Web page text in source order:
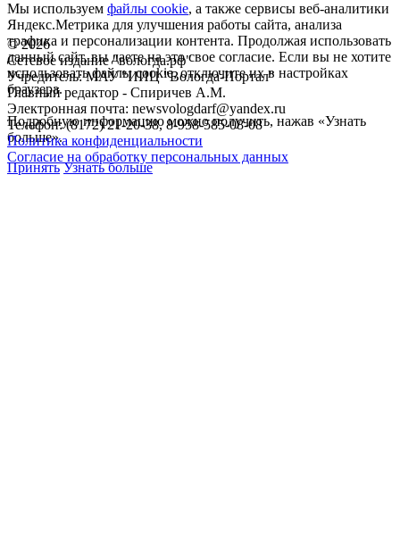
©2026
Сетевое издание "вологда.рф"
Учредитель: МАУ "ИИЦ "Вологда-Портал"
Главный редактор - Спиричев А.М.
Электронная почта: newsvologdarf@yandex.ru
Телефон: (8172) 21-20-38, 8-958-585-08-08
Политика конфиденциальности
Согласие на обработку персональных данных
Мы используем файлы cookie, а также сервисы веб-аналитики
Яндекс.Метрика для улучшения работы сайта, анализа
трафика и персонализации контента. Продолжая использовать
данный сайт, вы даете на это свое согласие. Если вы не хотите
использовать файлы cookie, отключите их в настройках
браузера.
Подробную информацию можно получить, нажав «Узнать
больше».
Принять Узнать больше